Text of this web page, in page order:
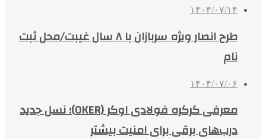
۱۴۰۴/۰۷/۱۴
طرح انصار ویژه سربازان با ۸ سال غیبت/محل ثبت
نام
۱۴۰۴/۰۷/۰۶
معرفی کرکره فولادی اوکر (OKER)؛ نسل جدید
درب‌های برقی برای امنیت بیشتر